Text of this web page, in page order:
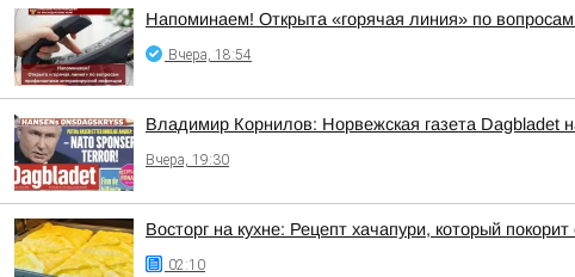
Напоминаем! Открыта «горячая линия» по
Вчера, 18:54
Владимир Корнилов: Норвежская газета Dagbladet
Вчера, 19:30
Восторг на кухне: Рецепт хачапури, который покорит
02:10